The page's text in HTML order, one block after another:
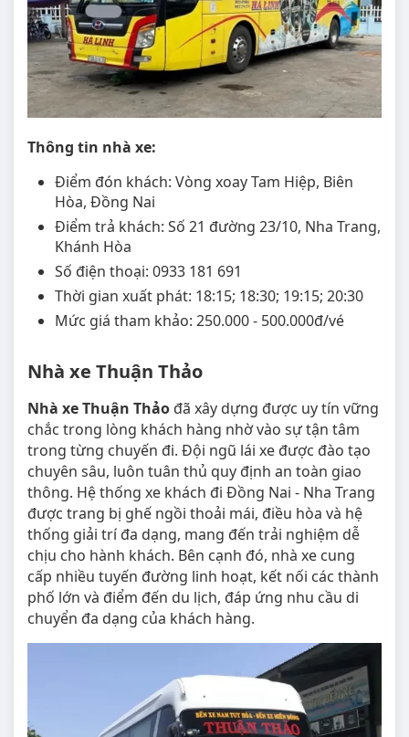
Thông tin nhà xe:
Điểm đón khách: Vòng xoay Tam Hiệp, Biên
Hòa, Đồng Nai
Điểm trả khách: Số 21 đường 23/10, Nha Trang,
Khánh Hòa
Số điện thoại: 0933 181 691
Thời gian xuất phát: 18:15; 18:30; 19:15; 20:30
Mức giá tham khảo: 250.000 - 500.000đ/vé
Nhà xe Thuận Thảo
Nhà xe Thuận Thảo đã xây dựng được uy tín vững
chắc trong lòng khách hàng nhờ vào sự tận tâm
trong từng chuyến đi. Đội ngũ lái xe được đào tạo
chuyên sâu, luôn tuân thủ quy định an toàn giao
thông. Hệ thống xe khách đi Đồng Nai - Nha Trang
được trang bị ghế ngồi thoải mái, điều hòa và hệ
thống giải trí đa dạng, mang đến trải nghiệm dễ
chịu cho hành khách. Bên cạnh đó, nhà xe cung
cấp nhiều tuyến đường linh hoạt, kết nối các thành
phố lớn và điểm đến du lịch, đáp ứng nhu cầu di
chuyển đa dạng của khách hàng.